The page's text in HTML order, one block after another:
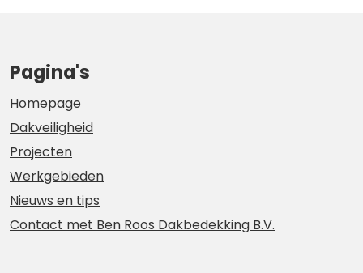
Pagina's
Homepage
Dakveiligheid
Projecten
Werkgebieden
Nieuws en tips
Contact met Ben Roos Dakbedekking B.V.